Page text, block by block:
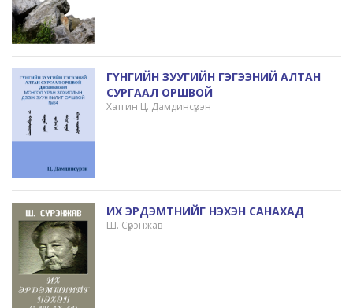
ГҮНГИЙН ЗУУГИЙН ГЭГЭЭНИЙ АЛТАН
СУРГААЛ ОРШВОЙ
Хатгин Ц. Дамдинсүрэн
ИХ ЭРДЭМТНИЙГ НЭХЭН САНАХАД
Ш. Сүрэнжав